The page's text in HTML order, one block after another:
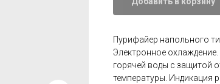
Пурифайер напольного
Электронное
горячей воды с защитой
температуры. Индикация